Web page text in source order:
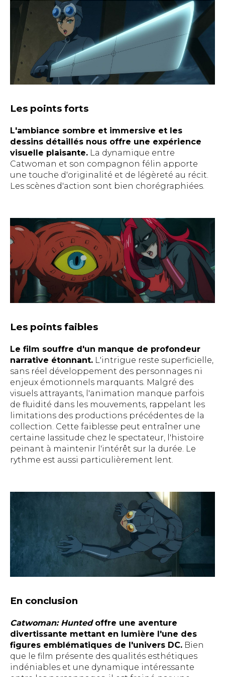
Les points forts
L'ambiance sombre et immersive et les
dessins détaillés nous offre une expérience
visuelle plaisante. La dynamique entre
Catwoman et son compagnon félin apporte
une touche d'originalité et de légèreté au récit.
Les scènes d'action sont bien chorégraphiées.
Les points faibles
Le film souffre d'un manque de profondeur
narrative étonnant. L'intrigue reste superficielle,
sans réel développement des personnages ni
enjeux émotionnels marquants. Malgré des
visuels attrayants, l'animation manque parfois
de fluidité dans les mouvements, rappelant les
limitations des productions précédentes de la
collection. Cette faiblesse peut entraîner une
certaine lassitude chez le spectateur, l'histoire
peinant à maintenir l'intérêt sur la durée. Le
rythme est aussi particulièrement lent.
En conclusion
Catwoman: Huntedoffre une aventure
divertissante mettant en lumière l'une des
figures emblématiques de l'univers DC. Bien
que le film présente des qualités esthétiques
indéniables et une dynamique intéressante